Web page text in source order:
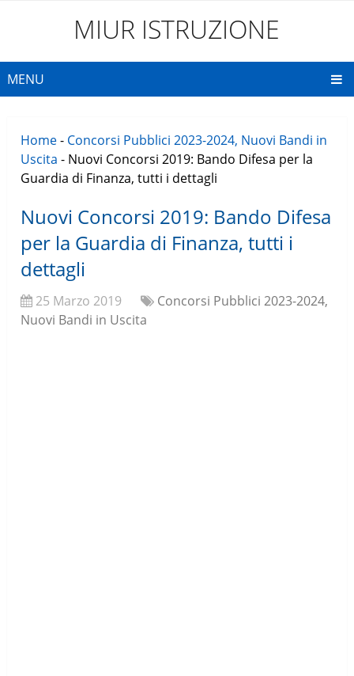
MIUR ISTRUZIONE
MENU
Home- Concorsi Pubblici 2023-2024, Nuovi Bandi in
Uscita - Nuovi Concorsi 2019: Bando Difesa per la
Guardia di Finanza, tutti i dettagli
Nuovi Concorsi 2019: Bando Difesa
per la Guardia di Finanza, tutti i
dettagli
25 Marzo 2019
Concorsi Pubblici 2023-2024,
Nuovi Bandi in Uscita